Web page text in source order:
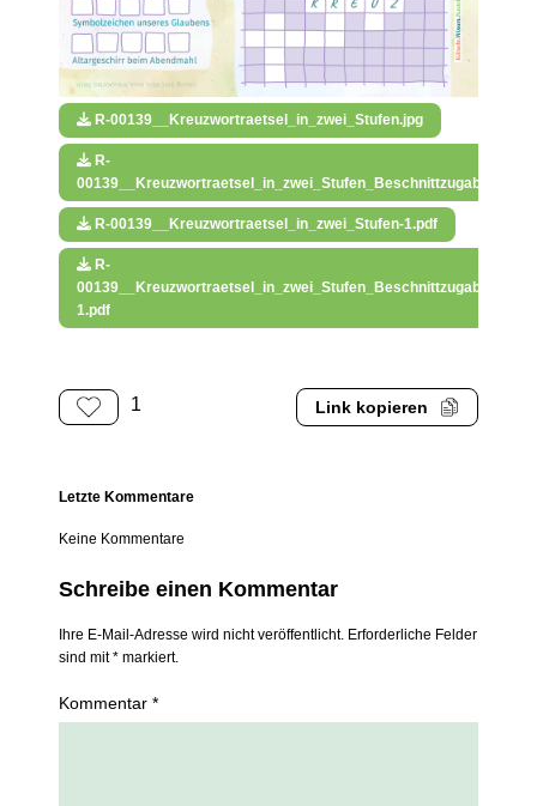
R-00139__Kreuzwortraetsel_in_zwei_Stufen.jpg
R-
00139__Kreuzwortraetsel_in_zwei_Stufen_Beschnittzugabe.jpg
R-00139__Kreuzwortraetsel_in_zwei_Stufen-1.pdf
R-
00139__Kreuzwortraetsel_in_zwei_Stufen_Beschnittzugabe-
1.pdf
1 Link kopieren
Letzte Kommentare
Keine Kommentare
Schreibe einen Kommentar
Ihre E-Mail-Adresse wird nicht veröffentlicht. Erforderliche Felder
sind mit * markiert.
Kommentar *